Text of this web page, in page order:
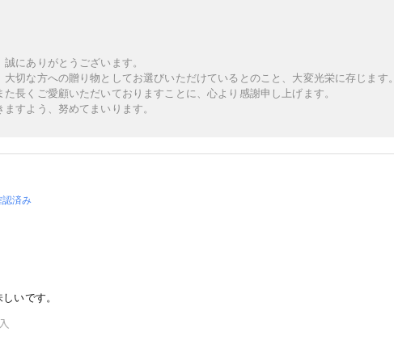
にありがとうございます。
切な方への贈り物としてお選びいただけているとのこと、大変光栄に存じます。
長くご愛顧いただいておりますことに、心より感謝申し上げます。
すよう、努めてまいります。
認済み
いです。